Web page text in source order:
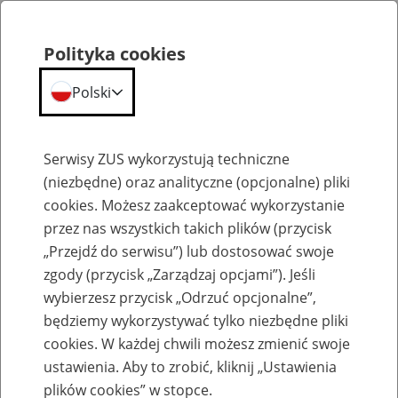
Emerytury
Baza zlikwidowanych lub
przekształconych zakładów pracy
Polityka cookies
Polski
Serwisy ZUS wykorzystują techniczne
(niezbędne) oraz analityczne (opcjonalne) pliki
cookies. Możesz zaakceptować wykorzystanie
przez nas wszystkich takich plików (przycisk
„Przejdź do serwisu”) lub dostosować swoje
zgody (przycisk „Zarządzaj opcjami”). Jeśli
wybierzesz przycisk „Odrzuć opcjonalne”,
będziemy wykorzystywać tylko niezbędne pliki
cookies. W każdej chwili możesz zmienić swoje
ustawienia. Aby to zrobić, kliknij „Ustawienia
plików cookies” w stopce.